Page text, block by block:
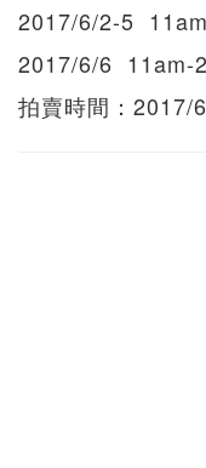
2017/6/2-5
2017/6/6 11am-
拍賣時間：